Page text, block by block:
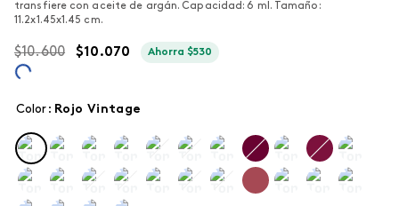
transfiere con aceite de argán. Capacidad: 6 ml. Tamaño:
11.2x1.45x1.45 cm.
$10.600 $10.070 Ahorra$530
Color : rojo vintage